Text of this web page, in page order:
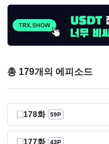
총 179개의 에피소드
178화 59P
177화 43P